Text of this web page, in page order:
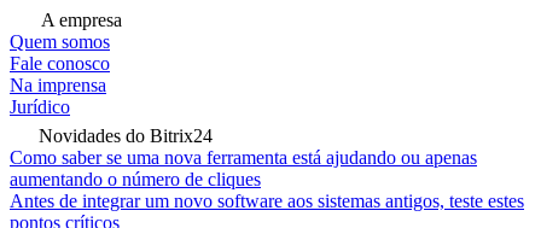
A empresa
Quem somos
Fale conosco
Na imprensa
Jurídico
Novidades do Bitrix24
Como saber se uma nova ferramenta está ajudando ou apenas
aumentando o número de cliques
Antes de integrar um novo software aos sistemas antigos, teste estes
pontos críticos